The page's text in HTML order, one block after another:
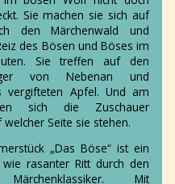
Sie machen sie sich auf
den Märchenwald und
des Bösen und Böses im
Sie treffen auf den
von Nebenan und
vergifteten Apfel. Und am
sich die Zuschauer
Seite sie stehen.
„Das Böse“ ist ein
rasanter Ritt durch den
Märchenklassiker. Mit